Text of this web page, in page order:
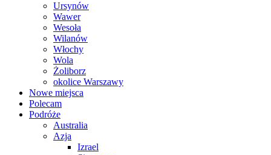
Ursynów
Wawer
Wesoła
Wilanów
Włochy
Wola
Żoliborz
okolice Warszawy
Nowe miejsca
Polecam
Podróże
Australia
Azja
Izrael